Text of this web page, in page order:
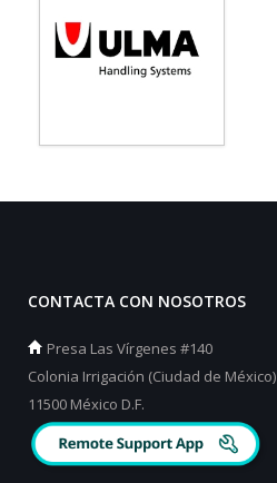
CONTACTA CON NOSOTROS
Presa Las Vírgenes #140
Colonia Irrigación (Ciudad de México)
11500 México D.F.